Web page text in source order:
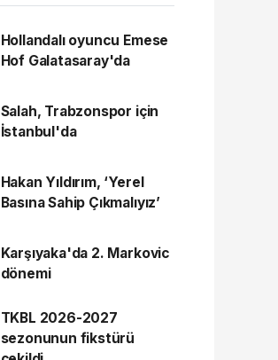
Hollandalı oyuncu Emese
Hof Galatasaray'da
Salah, Trabzonspor için
İstanbul'da
Hakan Yıldırım, ‘Yerel
Basına Sahip Çıkmalıyız’
Karşıyaka'da 2. Markovic
dönemi
TKBL 2026-2027
sezonunun fikstürü